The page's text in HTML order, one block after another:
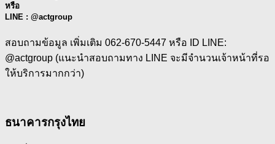
หรือ
LINE : @actgroup
สอบถามข้อมูล เพิ่มเติม 062-670-5447 หรือ ID LINE:
@actgroup (แนะนำสอบถามทาง LINE จะมีจำนวนเจ้าหน้าที่รอ
ให้บริการมากกว่า)
ธนาคารกรุงไทย​